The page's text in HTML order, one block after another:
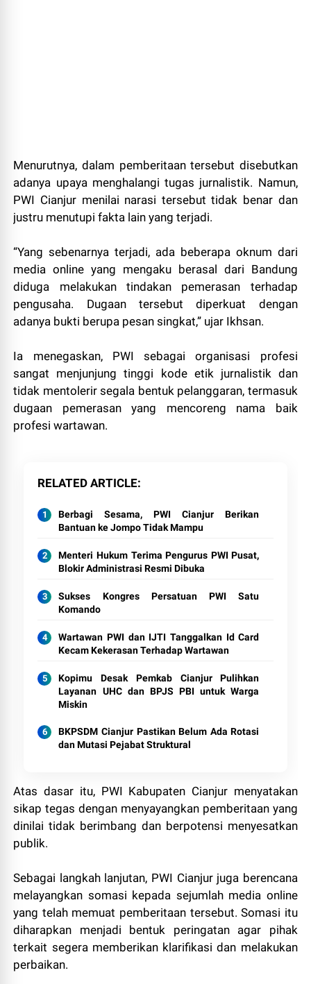
Menurutnya, dalam pemberitaan tersebut disebutkan
adanya upaya menghalangi tugas jurnalistik. Namun,
PWI Cianjur menilai narasi tersebut tidak benar dan
justru menutupi fakta lain yang terjadi.
“Yang sebenarnya terjadi, ada beberapa oknum dari
media online yang mengaku berasal dari Bandung
diduga melakukan tindakan pemerasan terhadap
pengusaha. Dugaan tersebut diperkuat dengan
adanya bukti berupa pesan singkat,” ujar Ikhsan.
Ia menegaskan, PWI sebagai organisasi profesi
sangat menjunjung tinggi kode etik jurnalistik dan
tidak mentolerir segala bentuk pelanggaran, termasuk
dugaan pemerasan yang mencoreng nama baik
profesi wartawan.
RELATED ARTICLE
Berbagi Sesama, PWI Cianjur Berikan
Bantuan ke Jompo Tidak Mampu
Menteri Hukum Terima Pengurus PWI Pusat,
Blokir Administrasi Resmi Dibuka
Sukses Kongres Persatuan PWI Satu
Komando
Wartawan PWI dan IJTI Tanggalkan Id Card
Kecam Kekerasan Terhadap Wartawan
Kopimu Desak Pemkab Cianjur Pulihkan
Layanan UHC dan BPJS PBI untuk Warga
Miskin
BKPSDM Cianjur Pastikan Belum Ada Rotasi
dan Mutasi Pejabat Struktural
Atas dasar itu, PWI Kabupaten Cianjur menyatakan
sikap tegas dengan menyayangkan pemberitaan yang
dinilai tidak berimbang dan berpotensi menyesatkan
publik.
Sebagai langkah lanjutan, PWI Cianjur juga berencana
melayangkan somasi kepada sejumlah media online
yang telah memuat pemberitaan tersebut. Somasi itu
diharapkan menjadi bentuk peringatan agar pihak
terkait segera memberikan klarifikasi dan melakukan
perbaikan.